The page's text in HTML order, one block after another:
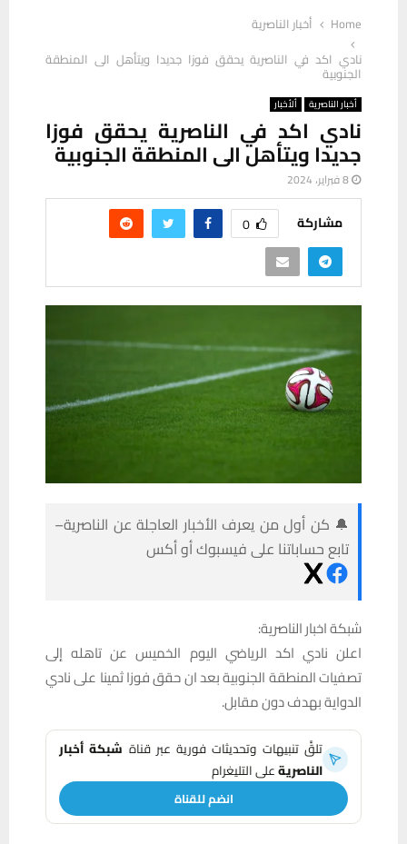
Home
أخبار الناصرية
نادي اكد في الناصرية يحقق فوزا جديدا ويتأهل الى المنطقة
الجنوبية
أخبار الناصرية ألأخبار
نادي اكد في الناصرية يحقق فوزا
جديدا ويتأهل الى المنطقة الجنوبية
8 فبراير، 2024
مشاركة 0
🔔 كن أول من يعرف الأخبار العاجلة عن الناصرية–
تابع حساباتنا على فيسبوك أو أكس
شبكة اخبار الناصرية:
اعلن نادي اكد الرياضي اليوم الخميس عن تاهله إلى
تصفيات المنطقة الجنوبية بعد ان حقق فوزا ثمينا على نادي
الدواية بهدف دون مقابل.
تلقَّ تنبيهات وتحديثات فورية عبر قناة شبكة أخبار
الناصريةعلى التليغرام
انضم للقناة